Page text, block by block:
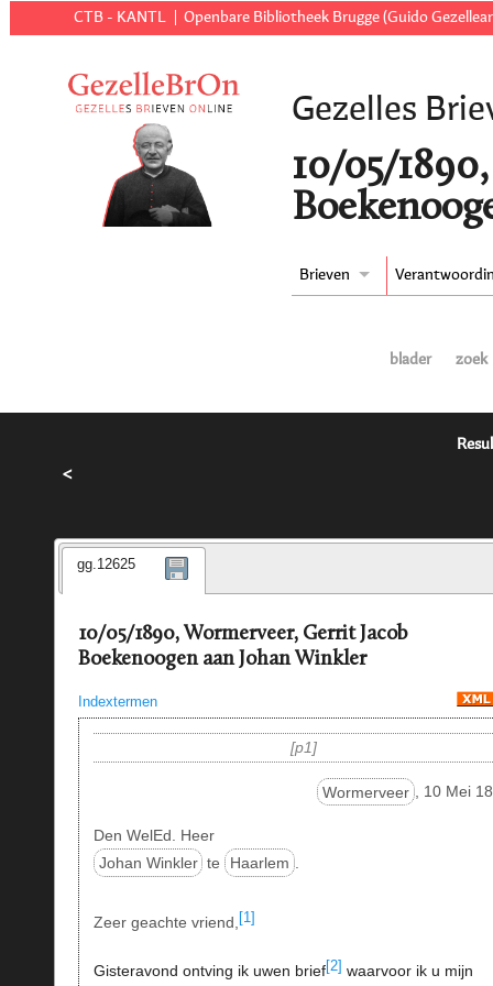
CTB - KANTL Openbare Bibliotheek Brugge (Guido
Gezelles
10/05/
Brieven
blader zoek
<
gg.12625
10/05/1890, Wormerveer, Gerrit Jacob
Boekenoogen aan Johan Winkler
Indextermen
p1
Wormerveer , 10 Mei
Den WelEd. Heer
Johan Winkler te Haarlem
Zeer geachte vriend, [1]
Gisteravond ontving ik uwen brief[2] waarvoor ik u mijn